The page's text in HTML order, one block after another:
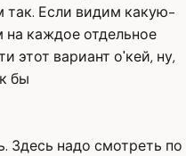
так. Если видим какую-
на каждое отдельное
этот вариант о'кей, ну,
бы
Здесь надо смотреть по